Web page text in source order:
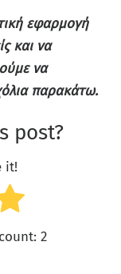
εφαρμογή
και να
να
παρακάτω.
post?
it!
2